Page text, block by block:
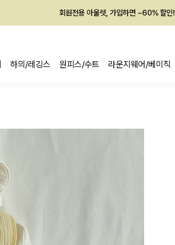
회원전용 아울렛, 가입하면 ~60% 할인!
하의/레깅스 원피스/수트 라운지웨어/베이직